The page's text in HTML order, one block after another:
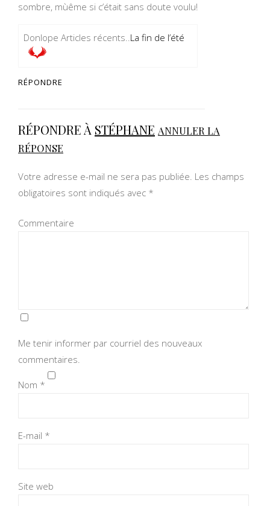
sombre, mùême si c’était sans doute voulu!
Donlope Articles récents..La fin de l’été
RÉPONDRE
RÉPONDRE À STÉPHANE ANNULER LA
RÉPONSE
Votre adresse e-mail ne sera pas publiée. Les champs
obligatoires sont indiqués avec *
Commentaire
Me tenir informer par courriel des nouveaux
commentaires.
Nom *
E-mail *
Site web